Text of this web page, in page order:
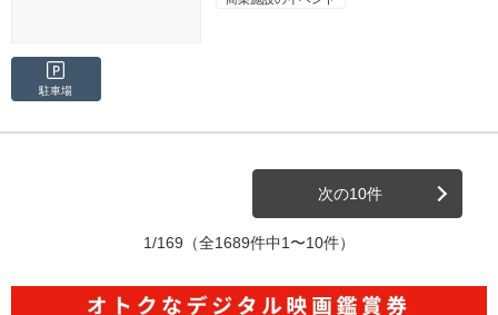
駐車場
次の10件
1/169 （全1689件中1〜10件）